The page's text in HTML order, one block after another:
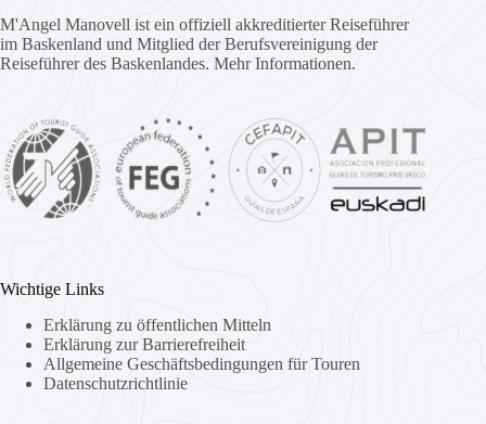
M'Angel Manovell ist ein offiziell akkreditierter Reiseführer
im Baskenland und Mitglied der Berufsvereinigung der
Reiseführer des Baskenlandes. Mehr Informationen.
Wichtige Links
Erklärung zu öffentlichen Mitteln
Erklärung zur Barrierefreiheit
Allgemeine Geschäftsbedingungen für Touren
Datenschutzrichtlinie